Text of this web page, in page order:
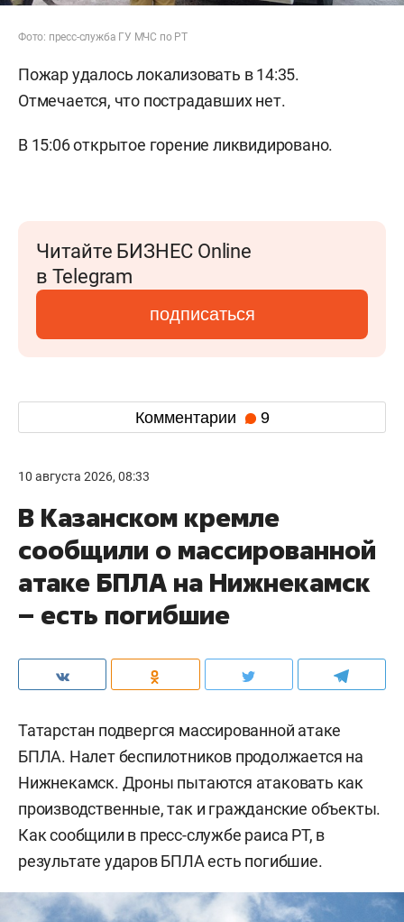
Фото: пресс-служба ГУ МЧС по РТ
Пожар удалось локализовать в 14:35.
Отмечается, что пострадавших нет.
В 15:06 открытое горение ликвидировано.
Читайте БИЗНЕС Online
в Telegram
подписаться
Комментарии 9
10 августа 2026, 08:33
В Казанском кремле
сообщили о массированной
атаке БПЛА на Нижнекамск
– есть погибшие
Татарстан подвергся массированной атаке
БПЛА. Налет беспилотников продолжается на
Нижнекамск. Дроны пытаются атаковать как
производственные, так и гражданские объекты.
Как сообщили в пресс-службе раиса РТ, в
результате ударов БПЛА есть погибшие.